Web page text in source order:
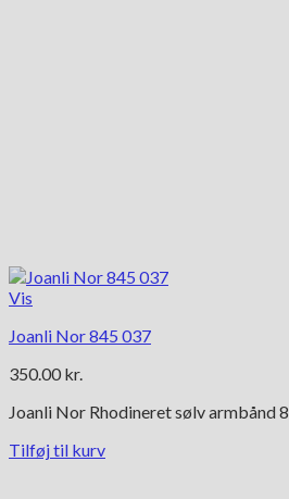
Vis
Joanli Nor 845 037
350.00 kr.
Joanli Nor Rhodineret sølv armbånd
Tilføj til kurv